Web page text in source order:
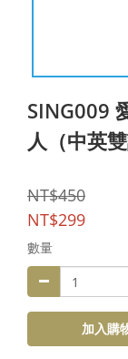
SING009
人（中英雙
NT$450
NT$299
數量
加入購